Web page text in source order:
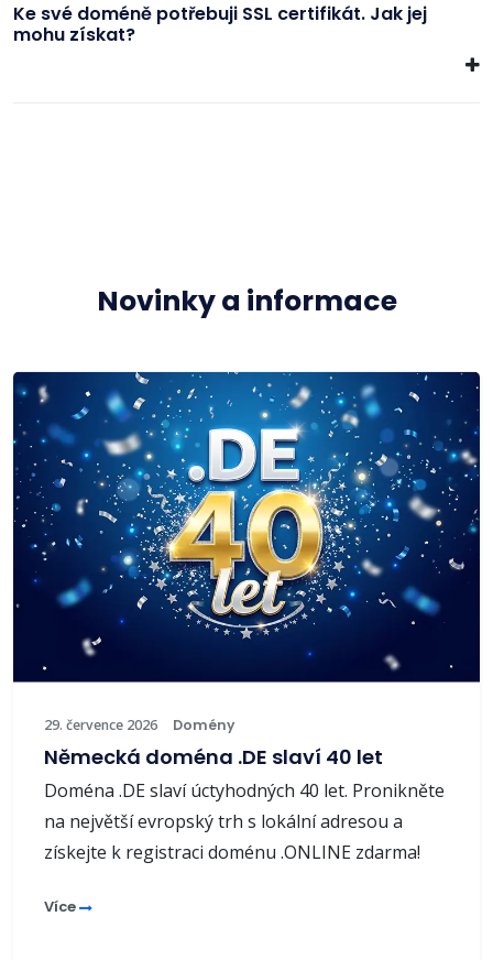
Ke své doméně potřebuji SSL certifikát. Jak jej
mohu získat?
Novinky a informace
29. července 2026 Domény
Německá doména .DE slaví 40 let
Doména .DE slaví úctyhodných 40 let. Pronikněte
na největší evropský trh s lokální adresou a
získejte k registraci doménu .ONLINE zdarma!
Více